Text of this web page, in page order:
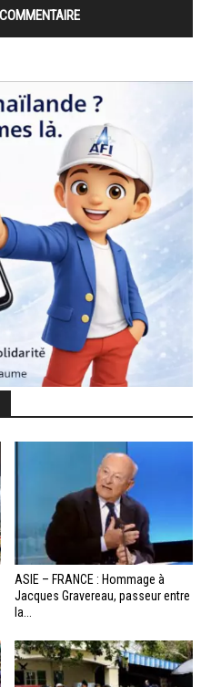
ASIE – FRANCE : Hommage à
Jacques Gravereau, passeur entre
la...